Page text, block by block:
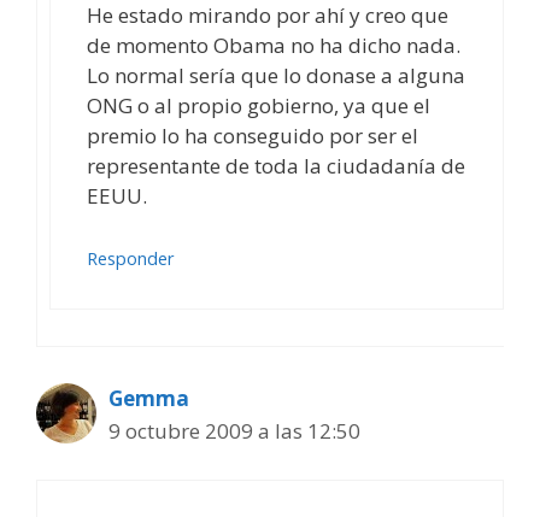
He estado mirando por ahí y creo que
de momento Obama no ha dicho nada.
Lo normal sería que lo donase a alguna
ONG o al propio gobierno, ya que el
premio lo ha conseguido por ser el
representante de toda la ciudadanía de
EEUU.
Responder
Gemma
9 octubre 2009 a las 12:50